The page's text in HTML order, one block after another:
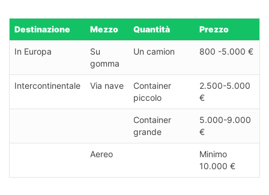
Destinazione Mezzo Quantità Prezzo
In Europa
Su
gomma
Un camion 800 -5.000 €
Intercontinentale Via nave
Container
piccolo
2.500-5.000
€
Container
grande
5.000-9.000
€
Aereo
Minimo
10.000 €